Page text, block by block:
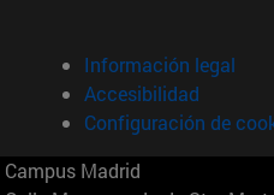
ventana)
Información legal
Accesibilidad
Configuración de
Campus Madrid